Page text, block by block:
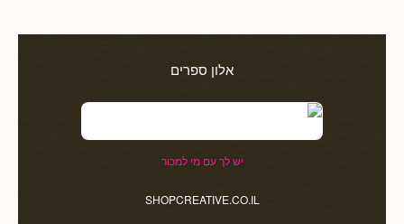
אלון ספרים
יש לך עם מי למכור
SHOPCREATIVE.CO.IL